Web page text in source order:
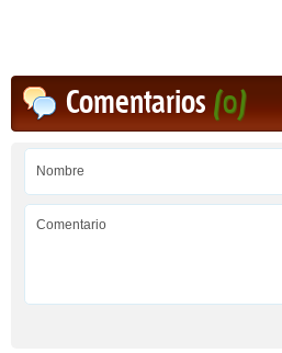
Comentarios(0)